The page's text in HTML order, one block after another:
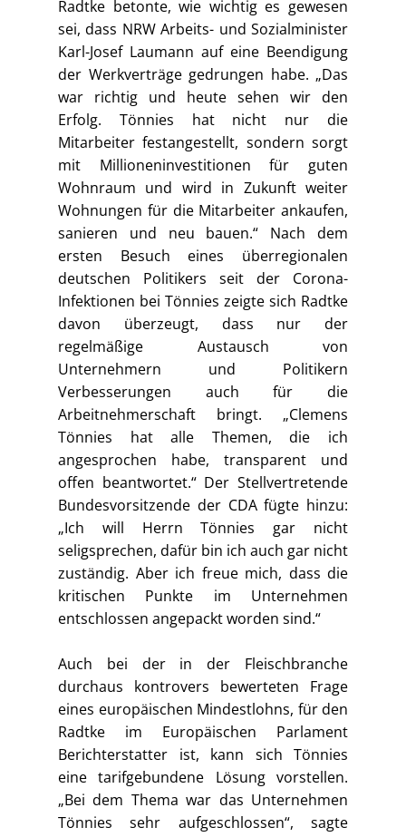
Radtke betonte, wie wichtig es gewesen
sei, dass NRW Arbeits- und Sozialminister
Karl-Josef Laumann auf eine Beendigung
der Werkverträge gedrungen habe. „Das
war richtig und heute sehen wir den
Erfolg. Tönnies hat nicht nur die
Mitarbeiter festangestellt, sondern sorgt
mit Millioneninvestitionen für guten
Wohnraum und wird in Zukunft weiter
Wohnungen für die Mitarbeiter ankaufen,
sanieren und neu bauen.“ Nach dem
ersten Besuch eines überregionalen
deutschen Politikers seit der Corona-
Infektionen bei Tönnies zeigte sich Radtke
davon überzeugt, dass nur der
regelmäßige Austausch von
Unternehmern und Politikern
Verbesserungen auch für die
Arbeitnehmerschaft bringt. „Clemens
Tönnies hat alle Themen, die ich
angesprochen habe, transparent und
offen beantwortet.“ Der Stellvertretende
Bundesvorsitzende der CDA fügte hinzu:
„Ich will Herrn Tönnies gar nicht
seligsprechen, dafür bin ich auch gar nicht
zuständig. Aber ich freue mich, dass die
kritischen Punkte im Unternehmen
entschlossen angepackt worden sind.“
Auch bei der in der Fleischbranche
durchaus kontrovers bewerteten Frage
eines europäischen Mindestlohns, für den
Radtke im Europäischen Parlament
Berichterstatter ist, kann sich Tönnies
eine tarifgebundene Lösung vorstellen.
„Bei dem Thema war das Unternehmen
Tönnies sehr aufgeschlossen“, sagte